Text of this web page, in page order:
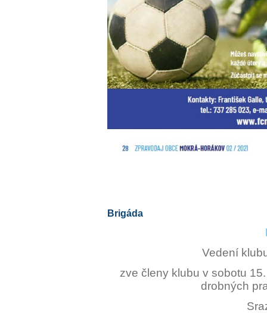
Brigáda
Vedení
zve členy klubu v sobotu
drobných